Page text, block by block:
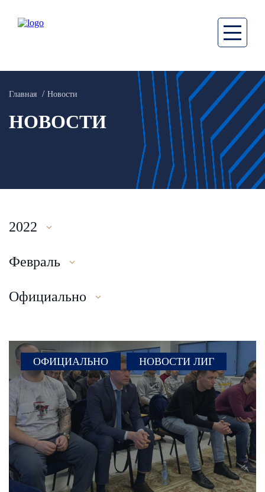
Главная Новости
НОВОСТИ
2022
Февраль
Официально
ОФИЦИАЛЬНО НОВОСТИ ЛИГ